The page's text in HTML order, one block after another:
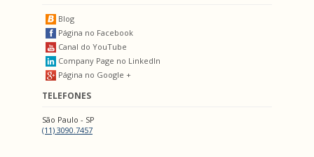
Blog
Página no Facebook
Canal do YouTube
Company Page no LinkedIn
Página no Google +
TELEFONES
São Paulo - SP
(11) 3090.7457